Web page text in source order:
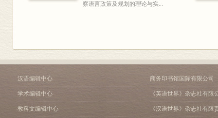
察语言政策及规划的理论与实...
汉语编辑中心
学术编辑中心
教科文编辑中心
商务印书馆国际有限公司
《英语世界》杂志社有限
《汉语世界》杂志社有限